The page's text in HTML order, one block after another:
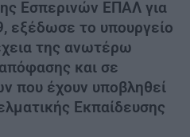
Εσπερινών ΕΠΑΛ για
εξέδωσε το υπουργείο
της ανωτέρω
και σε
που έχουν υποβληθεί
Εκπαίδευσης